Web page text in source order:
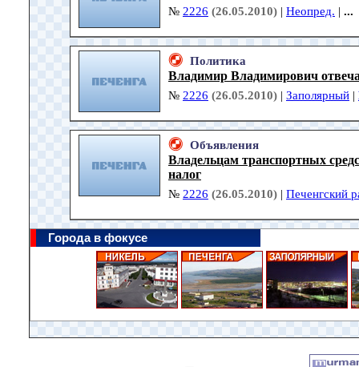
№ 2226 (26.05.2010) | Неопред. | ...
Политика
Владимир Владимирович
№ 2226 (26.05.2010) | Заполярный |
Объявления
Владельцам транспортных
налог
№ 2226 (26.05.2010) | Печенгский
Города в фокусе